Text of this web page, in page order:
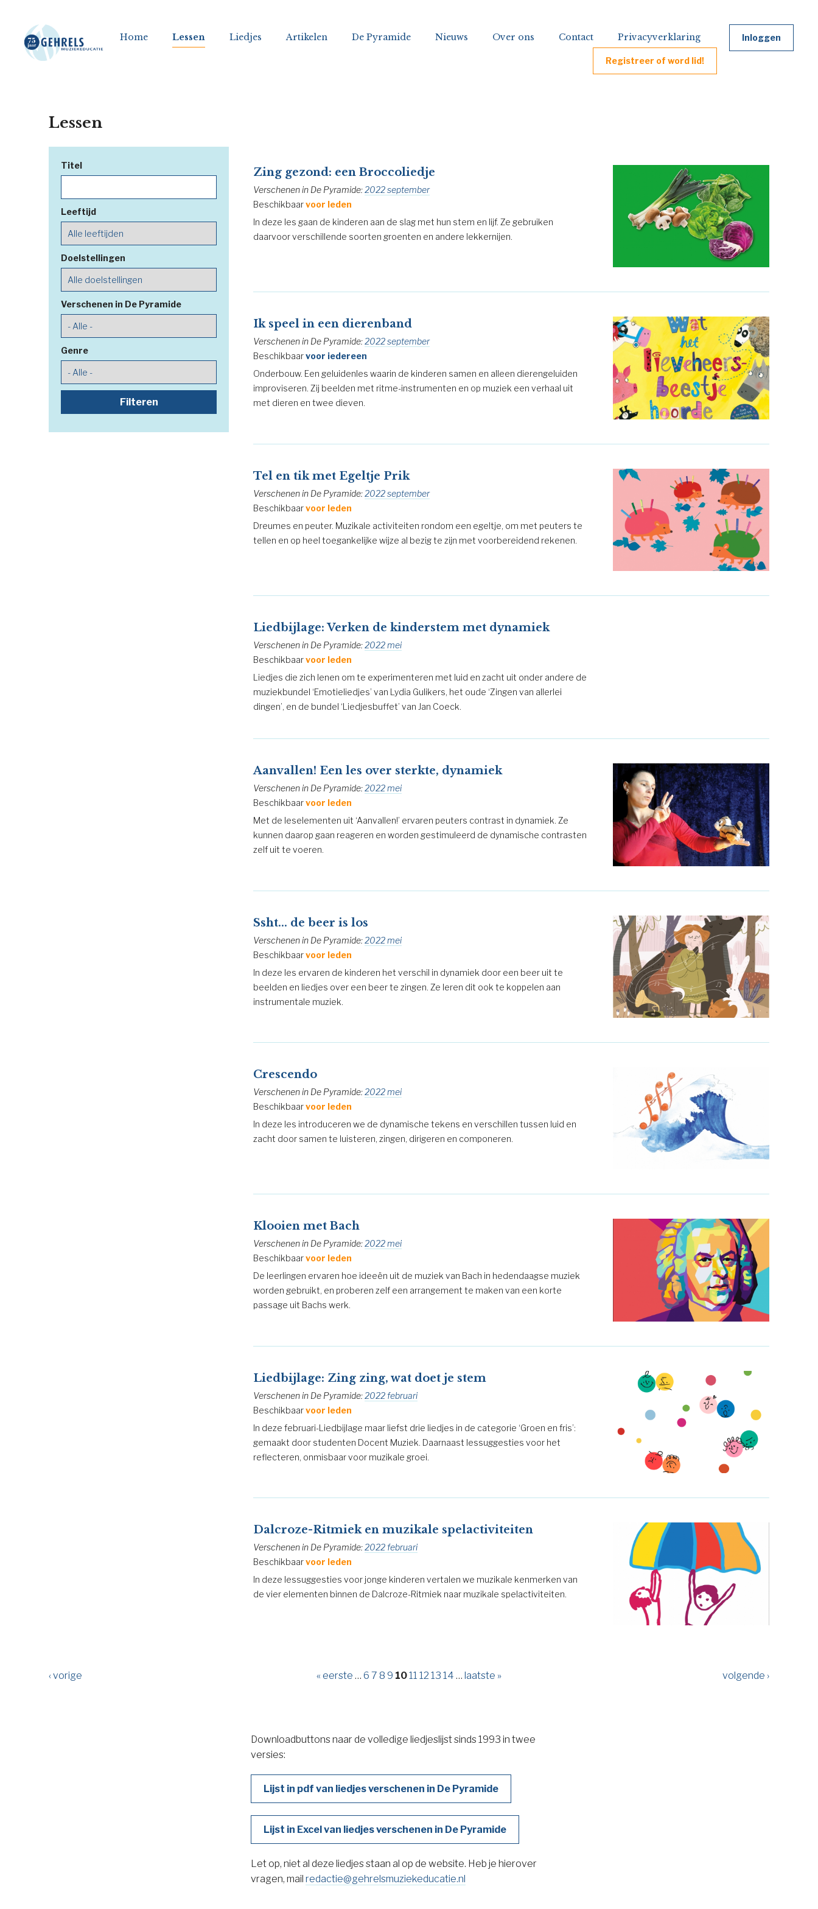
Home Lessen Liedjes Artikelen De Pyramide Nieuws Over ons Contact Inloggen
Registreer of word lid!
Privacyverklaring
Lessen
Titel
Leeftijd
Doelstellingen
Verschenen in De Pyramide
Genre
Zing gezond: een Broccoliedje
Verschenen in De Pyramide:2022 september
Beschikbaarvoor leden
In deze les gaan de kinderen aan de slag met hun stem en lijf. Ze gebruiken
daarvoor verschillende soorten groenten en andere lekkernijen.
Ik speel in een dierenband
Verschenen in De Pyramide:2022 september
Beschikbaarvoor iedereen
Onderbouw. Een geluidenles waarin de kinderen samen en alleen dierengeluiden
improviseren. Zij beelden met ritme-instrumenten en op muziek een verhaal uit
met dieren en twee dieven.
Tel en tik met Egeltje Prik
Verschenen in De Pyramide:2022 september
Beschikbaarvoor leden
Dreumes en peuter. Muzikale activiteiten rondom een egeltje, om met peuters te
tellen en op heel toegankelijke wijze al bezig te zijn met voorbereidend rekenen.
Liedbijlage: Verken de kinderstem met dynamiek
Verschenen in De Pyramide:2022 mei
Beschikbaarvoor leden
Liedjes die zich lenen om te experimenteren met luid en zacht uit onder andere de
muziekbundel ‘Emotieliedjes’ van Lydia Gulikers, het oude ‘Zingen van allerlei
dingen’, en de bundel ‘Liedjesbuffet’ van Jan Coeck.
Aanvallen! Een les over sterkte, dynamiek
Verschenen in De Pyramide:2022 mei
Beschikbaarvoor leden
Met de leselementen uit ‘Aanvallen!’ ervaren peuters contrast in dynamiek. Ze
kunnen daarop gaan reageren en worden gestimuleerd de dynamische contrasten
zelf uit te voeren.
Ssht... de beer is los
Verschenen in De Pyramide:2022 mei
Beschikbaarvoor leden
In deze les ervaren de kinderen het verschil in dynamiek door een beer uit te
beelden en liedjes over een beer te zingen. Ze leren dit ook te koppelen aan
instrumentale muziek.
Crescendo
Verschenen in De Pyramide:2022 mei
Beschikbaarvoor leden
In deze les introduceren we de dynamische tekens en verschillen tussen luid en
zacht door samen te luisteren, zingen, dirigeren en componeren.
Klooien met Bach
Verschenen in De Pyramide:2022 mei
Beschikbaarvoor leden
De leerlingen ervaren hoe ideeën uit de muziek van Bach in hedendaagse muziek
worden gebruikt, en proberen zelf een arrangement te maken van een korte
passage uit Bachs werk.
Liedbijlage: Zing zing, wat doet je stem
Verschenen in De Pyramide:2022 februari
Beschikbaarvoor leden
In deze februari-Liedbijlage maar liefst drie liedjes in de categorie ‘Groen en fris’:
gemaakt door studenten Docent Muziek. Daarnaast lessuggesties voor het
reflecteren, onmisbaar voor muzikale groei.
Dalcroze-Ritmiek en muzikale spelactiviteiten
Verschenen in De Pyramide:2022 februari
Beschikbaarvoor leden
In deze lessuggesties voor jonge kinderen vertalen we muzikale kenmerken van
de vier elementen binnen de Dalcroze-Ritmiek naar muzikale spelactiviteiten.
« eerste
‹ vorige … 6 7 8 9 1011 12 13 14 … volgende ›
laatste »
Downloadbuttons naar de volledige liedjeslijst sinds 1993 in twee
versies:
Lijst in pdf van liedjes verschenen in De Pyramide
Lijst in Excel van liedjes verschenen in De Pyramide
Let op, niet al deze liedjes staan al op de website. Heb je hierover
vragen, mail redactie@gehrelsmuziekeducatie.nl